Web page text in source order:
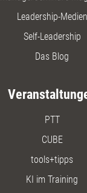
Leadership-Medien
Self-Leadership
Das Blog
PTT
CUBE
tools+tipps
KI im Training